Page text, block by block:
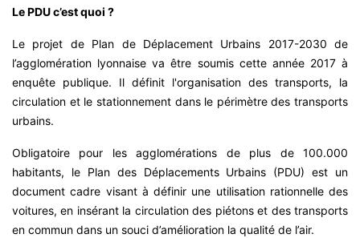
Le PDU c’est quoi ?
Le projet de Plan de Déplacement Urbains 2017-2030 de
l’agglomération lyonnaise va être soumis cette année 2017 à
enquête publique. Il définit l'organisation des transports, la
circulation et le stationnement dans le périmètre des transports
urbains.
Obligatoire pour les agglomérations de plus de 100.000
habitants, le Plan des Déplacements Urbains (PDU) est un
document cadre visant à définir une utilisation rationnelle des
voitures, en insérant la circulation des piétons et des transports
en commun dans un souci d’amélioration la qualité de l’air.